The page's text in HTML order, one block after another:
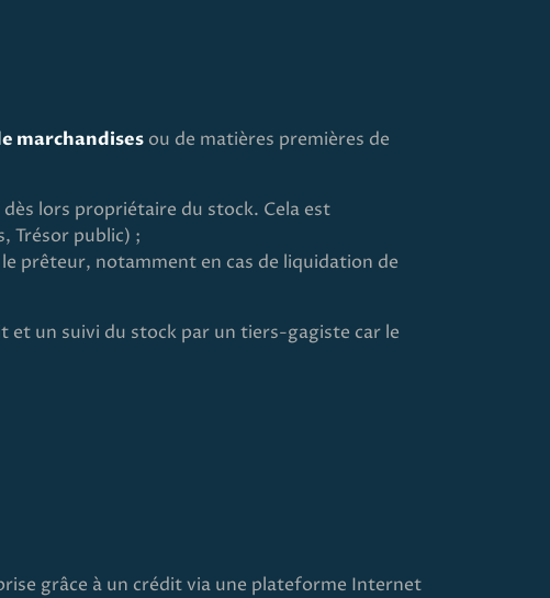
marchandises ou de matières premières de
lors propriétaire du stock. Cela est
Trésor public) ;
prêteur, notamment en cas de liquidation de
et un suivi du stock par un tiers-gagiste car le
grâce à un crédit via une plateforme Internet